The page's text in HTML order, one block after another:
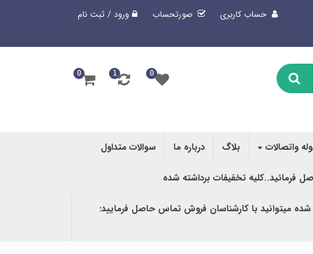
حساب کاربری صورتحساب ورود / ثبت نام
0
1
0
واتصالات بلاگ درباره ما سوالات متداول
فرمائید..کلیه تخفیفات برداشته شده
میتوانید با کارشناسان فروش تماس حاصل فرمایید: